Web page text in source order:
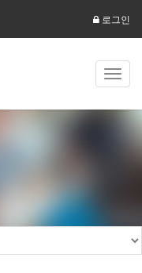
로그인